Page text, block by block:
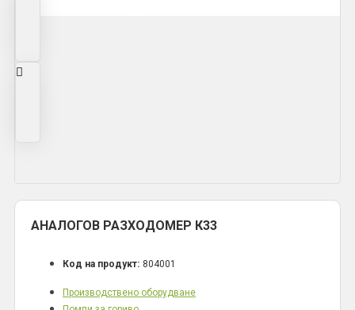
АНАЛОГОВ РАЗХОДОМЕР К33
Код на продукт: 804001
Производствено оборудване